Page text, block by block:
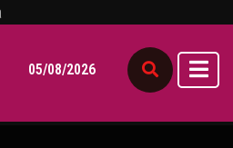
05/08/2026